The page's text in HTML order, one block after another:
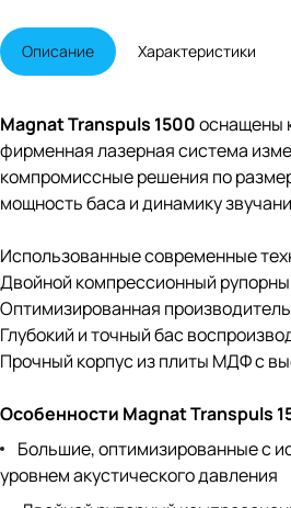
Описание Характеристики
Magnat Transpuls 1500оснащены
фирменная лазерная система
компромиссные решения по
мощность баса и динамику
Использованные современные
Двойной компрессионный
Оптимизированная
Глубокий и точный бас
Прочный корпус из плиты МДФ с
Особенности Magnat Transpuls
Большие, оптимизированные с
уровнем акустического давления